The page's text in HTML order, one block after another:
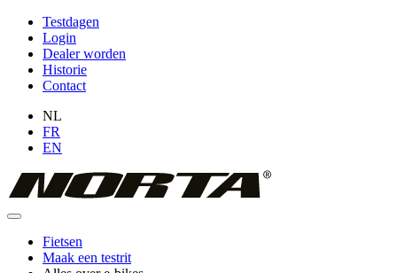
Overslaan
naar
inhoud
Topmenu
(niet
ingelogd)
Testdagen
Login
Dealer worden
Historie
Contact
NL
FR
EN
Hoofdnavigatie
Fietsen
Maak een testrit